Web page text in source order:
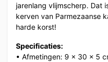
jarenlang vlijmscherp. Dat
kerven van Parmezaanse
harde korst!
Specificaties:
• Afmetingen: 9 x 30 x 5